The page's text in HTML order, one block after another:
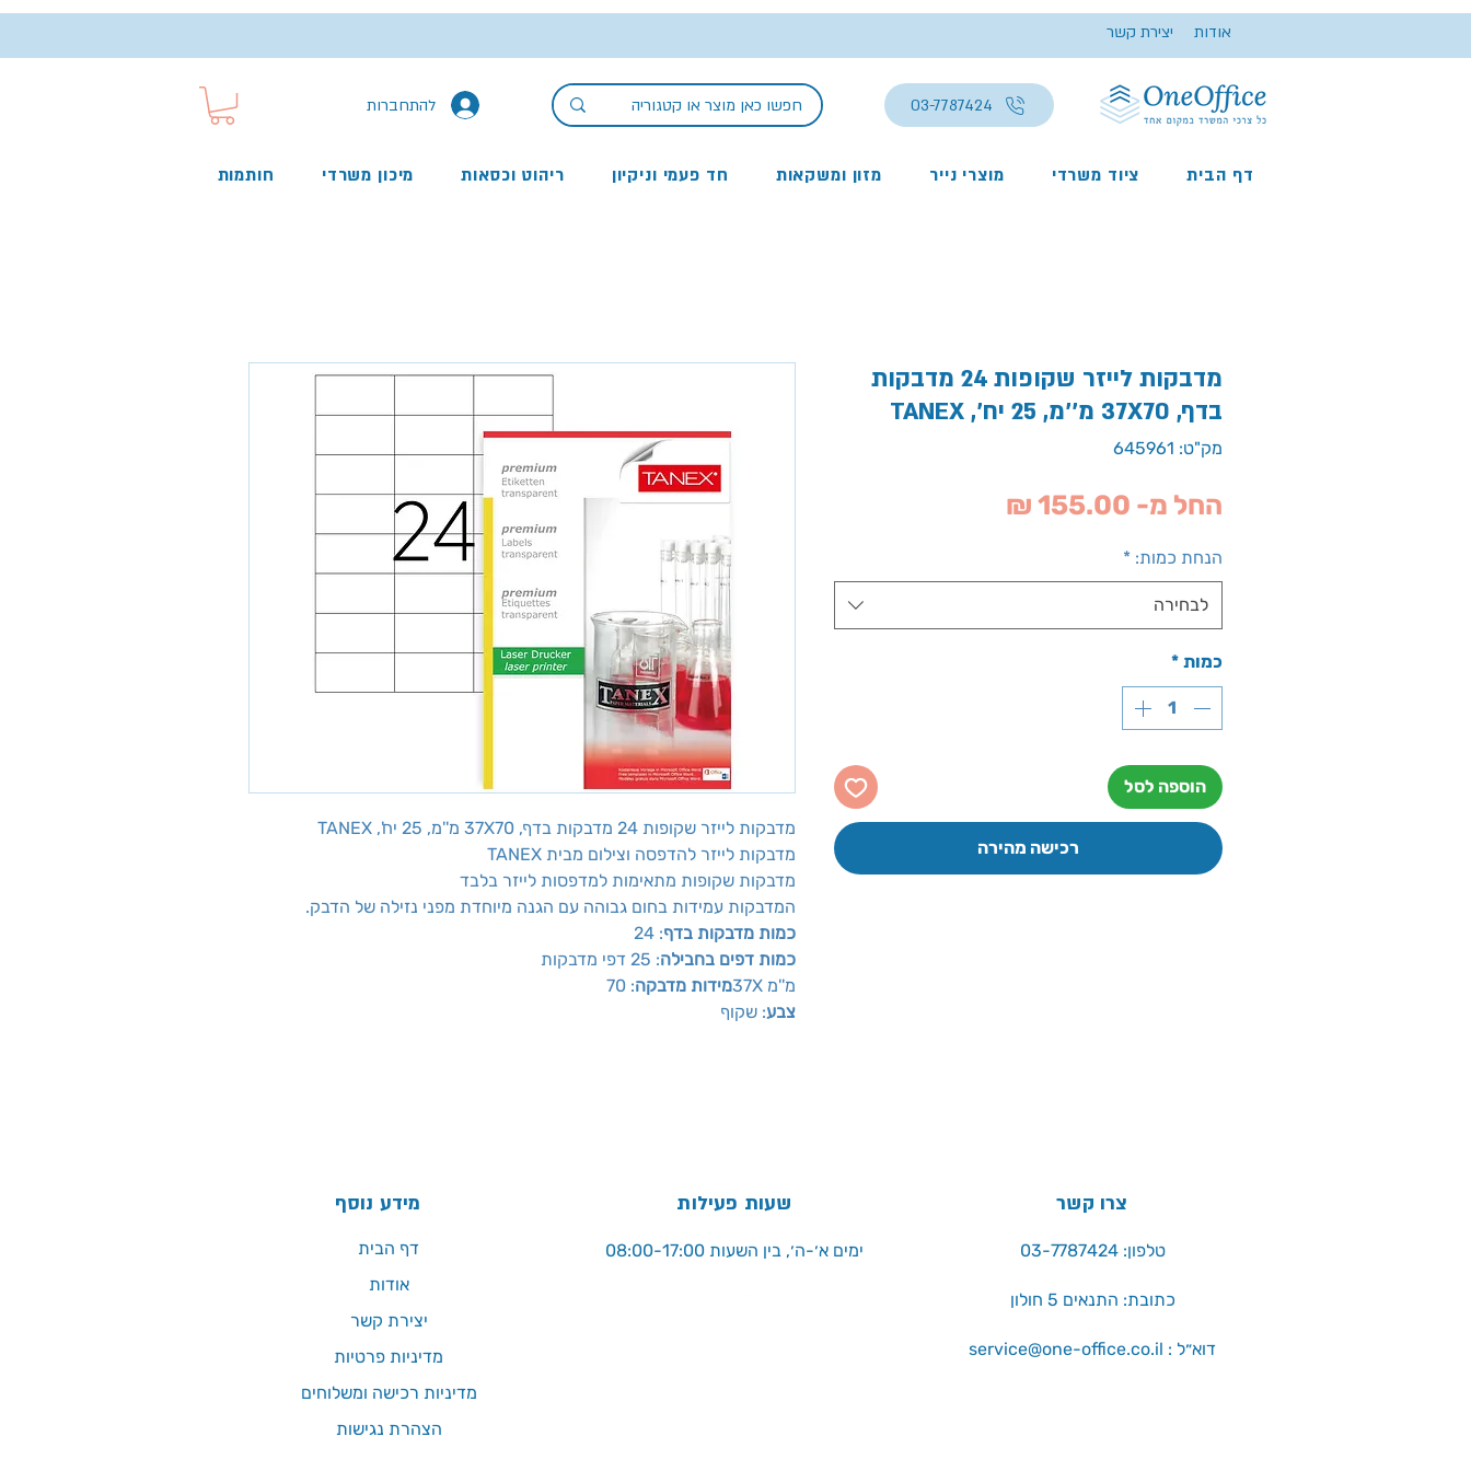
יצירת קשר אודות
להתחברות 03-7787424
דף הבית ציוד משרדי מוצרי נייר מזון ומשקאות חד פעמי וניקיון ריהוט וכסאות מיכון משרדי חותמות
מדבקות לייזר שקופות 24 מדבקות בדף, 37X70 מ''מ, 25 יח', TANEX
מדבקות לייזר להדפסה וצילום מבית TANEX
מדבקות שקופות מתאימות למדפסות לייזר בלבד
המדבקות עמידות בחום גבוהה עם הגנה מיוחדת מפני נזילה של הדבק.
כמות מדבקות בדף: 24
כמות דפים בחבילה: 25 דפי מדבקות
מ''מ 37X
מידות מדבקה: 70
צבע: שקוף
מדבקות לייזר שקופות 24 מדבקות
בדף, 37X70 מ''מ, 25 יח', TANEX
מק"ט: 645961
החל מ- 155.00 ₪
הנחת כמות: *
לבחירה
כמות *
הוספה לסל
רכישה מהירה
מידע נוסף שעות פעילות
ימים א׳-ה׳, בין השעות 08:00-17:00
צרו קשר
טלפון: 03-7787424
כתובת: התנאים 5 חולון
service@one-office.co.il : דוא״ל
דף הבית
אודות
יצירת קשר
מדיניות פרטיות
מדיניות רכישה ומשלוחים
הצהרת נגישות